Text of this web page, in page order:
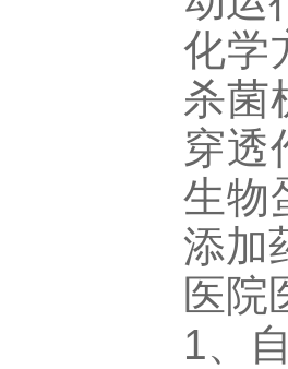
化学
杀菌
穿透
生物
添加
医院
1、